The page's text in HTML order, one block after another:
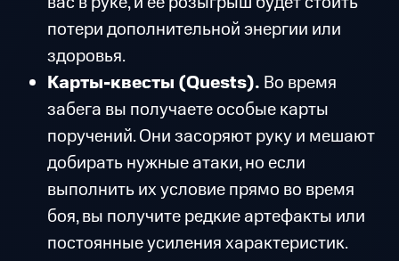
потери дополнительной энергии или
здоровья.
Карты-квесты (Quests). Во время
забега вы получаете особые карты
поручений. Они засоряют руку и мешают
добирать нужные атаки, но если
выполнить их условие прямо во время
боя, вы получите редкие артефакты или
постоянные усиления характеристик.